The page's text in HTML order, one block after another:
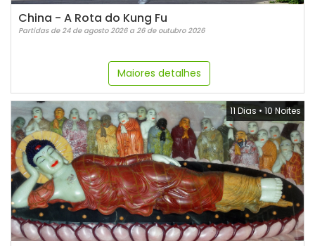
China - A Rota do Kung Fu
Partidas de 24 de agosto 2026 a 26 de outubro 2026
Maiores detalhes
11 Dias • 10 Noites